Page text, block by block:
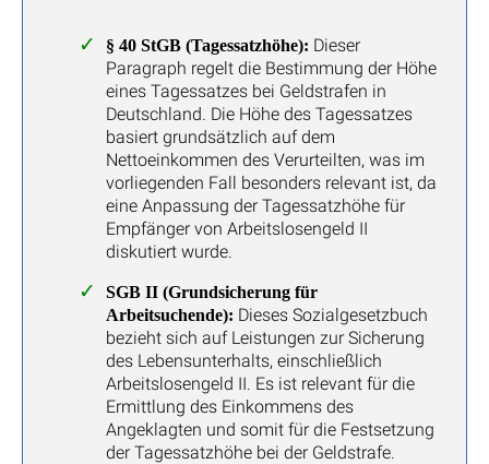
§ 40 StGB (Tagessatzhöhe): Dieser
Paragraph regelt die Bestimmung der Höhe
eines Tagessatzes bei Geldstrafen in
Deutschland. Die Höhe des Tagessatzes
basiert grundsätzlich auf dem
Nettoeinkommen des Verurteilten, was im
vorliegenden Fall besonders relevant ist, da
eine Anpassung der Tagessatzhöhe für
Empfänger von Arbeitslosengeld II
diskutiert wurde.
SGB II (Grundsicherung für
Arbeitsuchende): Dieses Sozialgesetzbuch
bezieht sich auf Leistungen zur Sicherung
des Lebensunterhalts, einschließlich
Arbeitslosengeld II. Es ist relevant für die
Ermittlung des Einkommens des
Angeklagten und somit für die Festsetzung
der Tagessatzhöhe bei der Geldstrafe.